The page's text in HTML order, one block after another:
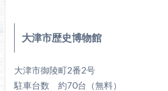
大津市歴史博物館
大津市御陵町2番2号
駐車台数 約70台（無料）